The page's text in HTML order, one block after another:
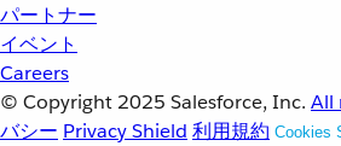
パートナー
イベント
Careers
© Copyright 2025 Salesforce, Inc. All
バシー Privacy Shield 利用規約 Cookies